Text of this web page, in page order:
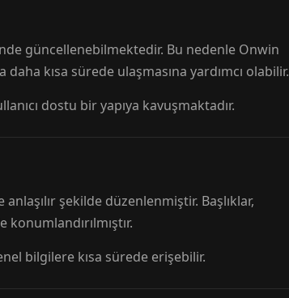
güncellenebilmektedir. Bu nedenle Onwin
kısa sürede ulaşmasına yardımcı olabilir.
dostu bir yapıya kavuşmaktadır.
şekilde düzenlenmiştir. Başlıklar,
bilgilere kısa sürede erişebilir.